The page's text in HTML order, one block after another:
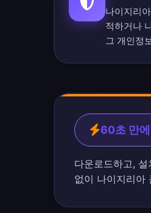
나이지리
적하거나
그 개인정
60초 만에
다운로드하고,
없이 나이지리아